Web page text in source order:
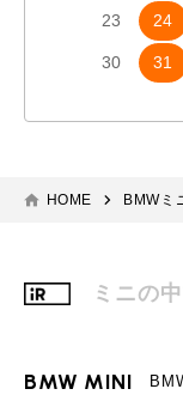
23 24
30 31
HOME BMWミ
ミニの
BMW MINI